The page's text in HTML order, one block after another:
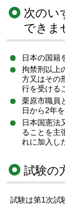
次のい
できま
日本の国籍
拘禁刑以上
方又はその
行を受ける
栗原市職員
日から2年
日本国憲法
ることを主
れに加入し
試験の
試験は第1次試